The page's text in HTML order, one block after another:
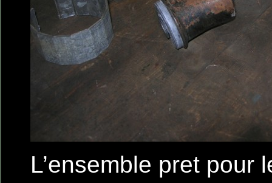
L’ensemble pret pour